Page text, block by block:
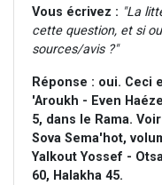
Vous écrivez : "La
cette question, et si
sources/avis ?"
Réponse : oui. Ceci
'Aroukh - Even
5, dans le Rama.
Sova Sema'hot,
Yalkout Yossef -
60, Halakha 45.